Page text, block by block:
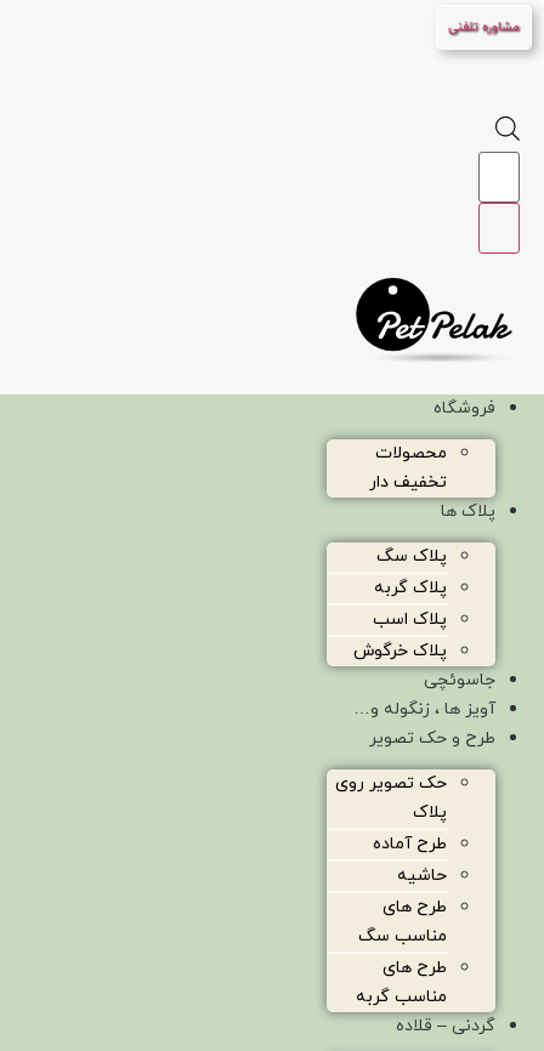
پرش
به
مشاوره تلفنی
Products
فروشگاه
محصولات
تخفیف دار
پلاک ها
پلاک سگ
پلاک گربه
پلاک اسب
پلاک خرگوش
جاسوئچی
آویز ها ، زنگوله و…
طرح و حک تصویر
حک تصویر روی
پلاک
طرح آماده
حاشیه
طرح های
مناسب سگ
طرح های
مناسب گربه
گردنی – قلاده